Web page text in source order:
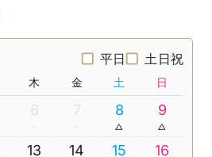
平日 土日祝
木 金 土 日
6 7 8 9
13 14 15 16